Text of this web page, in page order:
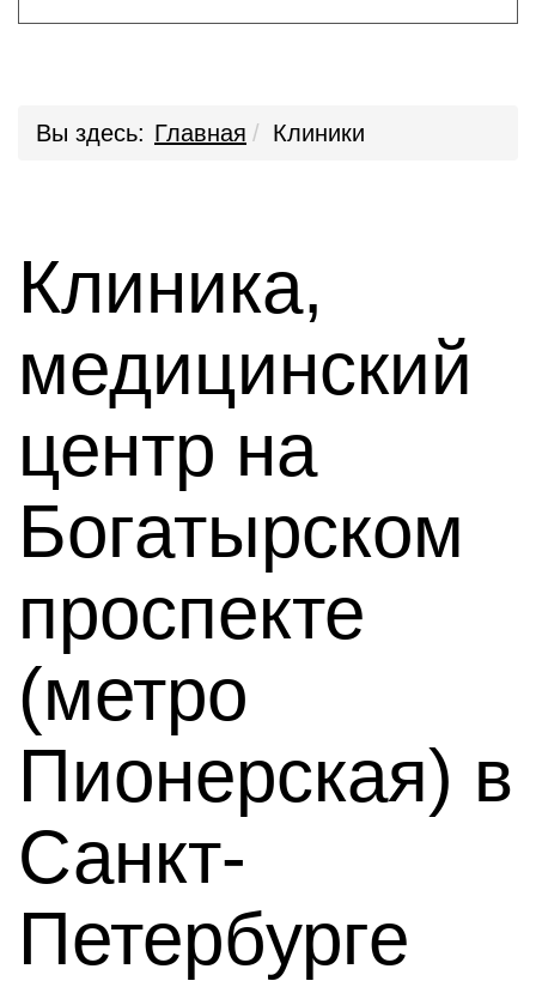
Вы здесь: Главная Клиники
Клиника,
медицинский
центр на
Богатырском
проспекте
(метро
Пионерская) в
Санкт-
Петербурге